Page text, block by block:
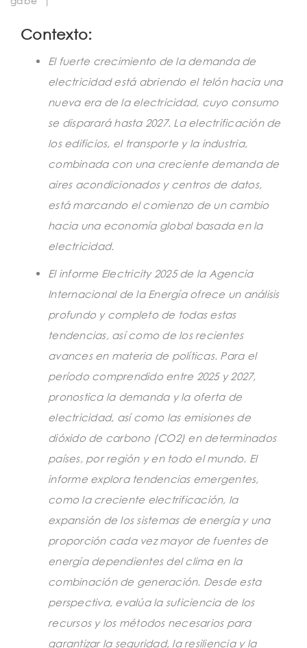
Contexto:
El fuerte crecimiento de la demanda de
electricidad está abriendo el telón hacia una
nueva era de la electricidad, cuyo consumo
se disparará hasta 2027. La electrificación de
los edificios, el transporte y la industria,
combinada con una creciente demanda de
aires acondicionados y centros de datos,
está marcando el comienzo de un cambio
hacia una economía global basada en la
electricidad.
El informe Electricity 2025 de la Agencia
Internacional de la Energía ofrece un análisis
profundo y completo de todas estas
tendencias, así como de los recientes
avances en materia de políticas. Para el
período comprendido entre 2025 y 2027,
pronostica la demanda y la oferta de
electricidad, así como las emisiones de
dióxido de carbono (CO2) en determinados
países, por región y en todo el mundo. El
informe explora tendencias emergentes,
como la creciente electrificación, la
expansión de los sistemas de energía y una
proporción cada vez mayor de fuentes de
energía dependientes del clima en la
combinación de generación. Desde esta
perspectiva, evalúa la suficiencia de los
recursos y los métodos necesarios para
garantizar la seguridad, la resiliencia y la